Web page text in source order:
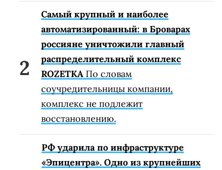
Самый крупный и наиболее
автоматизированный: в Броварах
россияне уничтожили главный
распределительный комплекс
ROZETKA По словам
соучредительницы компании,
комплекс не подлежит
восстановлению.
РФ ударила по инфраструктуре
«Эпицентра». Одно из крупнейших